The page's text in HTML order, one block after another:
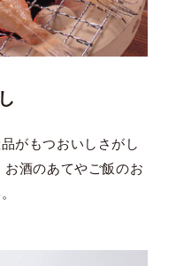
がもつおいしさがし
酒のあてやご飯のお